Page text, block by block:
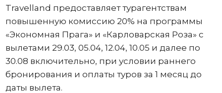
Travelland предоставляет турагентствам
повышенную комиссию 20% на программы
«Экономная Прага» и «Карловарская Роза» с
вылетами 29.03, 05.04, 12.04, 10.05 и далее по
30.08 включительно, при условии раннего
бронирования и оплаты туров за 1 месяц до
даты вылета.